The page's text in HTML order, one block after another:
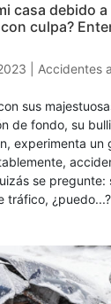
casa debido
culpa?
Accidentes
sus
de fondo, su
experimenta un
se pregunte:
tráfico, ¿puedo...?